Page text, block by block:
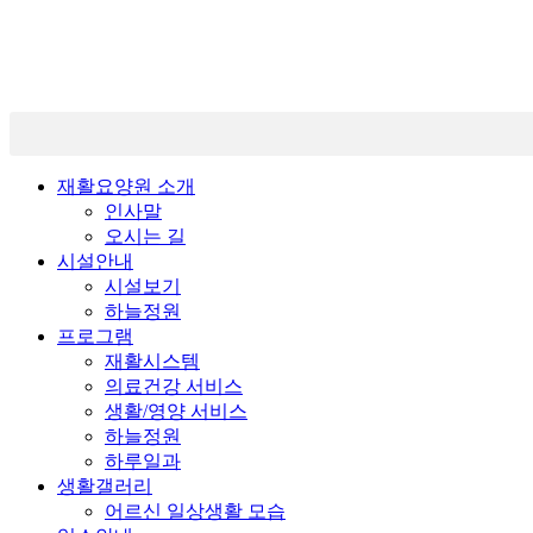
재활요양원 소개
인사말
오시는 길
시설안내
시설보기
하늘정원
프로그램
재활시스템
의료건강 서비스
생활/영양 서비스
하늘정원
하루일과
생활갤러리
어르신 일상생활 모습